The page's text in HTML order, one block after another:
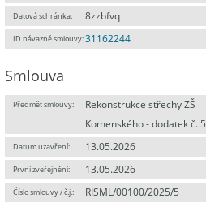
Datová schránka: 8zzbfvq
ID návazné smlouvy:31162244
Smlouva
Předmět smlouvy:
Rekonstrukce střechy ZŠ
Komenského - dodatek č. 5
Datum uzavření: 13.05.2026
První zveřejnění: 13.05.2026
Číslo smlouvy / č.j.: RISML/00100/2025/5